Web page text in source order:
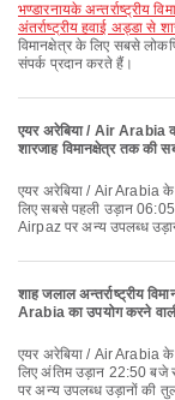
भण्डारनायके अन्तर्राष्ट्रीय
अंतर्राष्ट्रीय हवाई अड्डा से
विमानक्षेत्र के लिए सबसे
संपर्क प्रदान करते हैं।
एयर अरेबिया / Air Arabia
शारजाह विमानक्षेत्र तक की
एयर अरेबिया / Air Arabia के साथ शाह जलाल अन्तर्राष्ट्रीय विमानक्षेत्र से शारजाह विमानक्षेत्र के
लिए सबसे पहली उड़ान
Airpaz पर अन्य उपलब्ध
शाह जलाल अन्तर्राष्ट्रीय
Arabia का उपयोग करने
एयर अरेबिया / Air Arabia के साथ शाह जलाल अन्तर्राष्ट्रीय विमानक्षेत्र से शारजाह विमानक्षेत्र के
लिए अंतिम उड़ान 22:50 बजे
पर अन्य उपलब्ध उड़ानों की